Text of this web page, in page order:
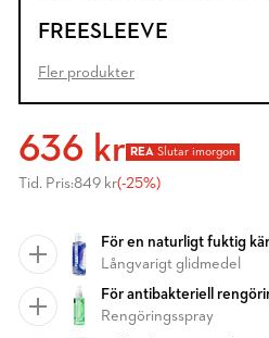
FREESLEEVE
Fler produkter
636 kr REA Slutar imorgon
Tid. Pris:849 kr(-25%)
För en naturligt fuktig
Långvarigt glidmedel
För antibakteriell
Rengöringsspray